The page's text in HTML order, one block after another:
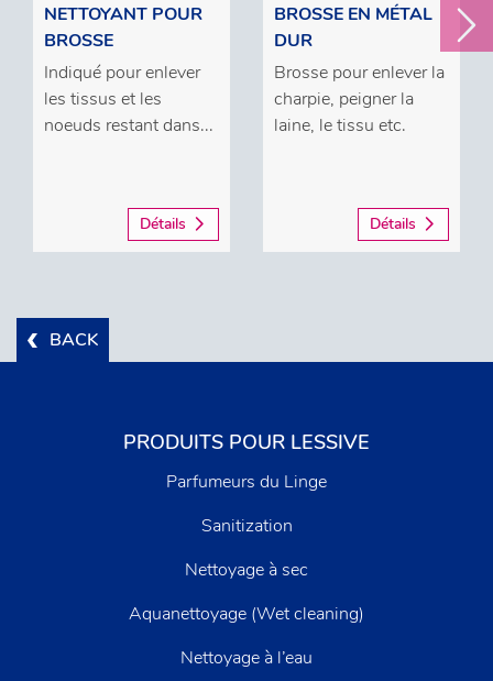
NETTOYANT POUR
BROSSE
Indiqué pour enlever
les tissus et les
noeuds restant dans...
Détails
BROSSE EN MÉTAL
DUR
Brosse pour enlever la
charpie, peigner la
laine, le tissu etc.
Détails
BACK
PRODUITS POUR LESSIVE
Parfumeurs du Linge
Sanitization
Nettoyage à sec
Aquanettoyage (Wet cleaning)
Nettoyage à l’eau